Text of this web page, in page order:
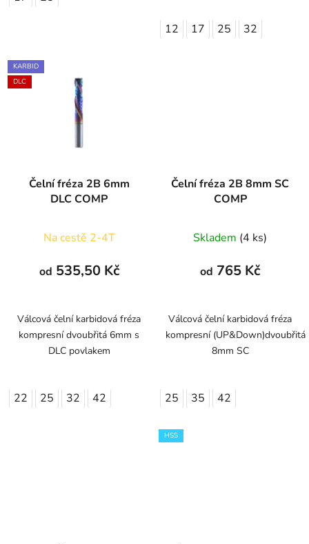
12 17 25 32
KARBID
DLC
Čelní fréza 2B 6mm
DLC COMP
Na cestě 2-4T
od 535,50 Kč
Válcová čelní karbidová fréza
kompresní dvoubřitá 6mm s
DLC povlakem
22 25 32 42
Čelní fréza 2B 8mm SC
COMP
Skladem (4 ks)
od 765 Kč
Válcová čelní karbidová fréza
kompresní (UP&Down)dvoubřitá
8mm SC
25 35 42
HSS